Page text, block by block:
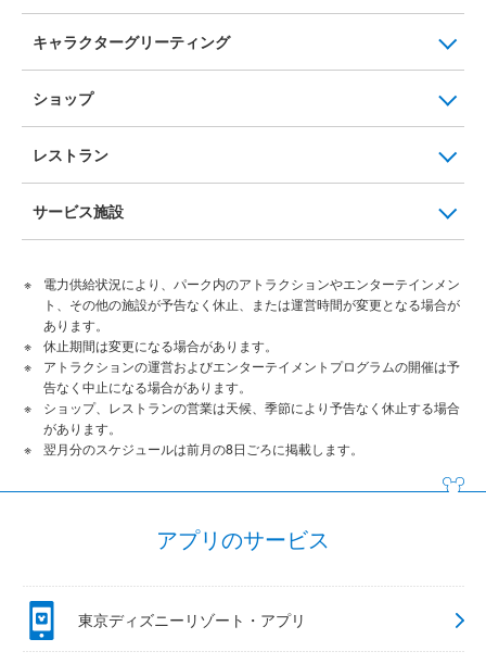
キャラクターグリーティング
ショップ
レストラン
サービス施設
電力供給状況により、パーク内のアトラクションやエンターテインメン
ト、その他の施設が予告なく休止、または運営時間が変更となる場合が
あります。
休止期間は変更になる場合があります。
アトラクションの運営およびエンターテイメントプログラムの開催は予
告なく中止になる場合があります。
ショップ、レストランの営業は天候、季節により予告なく休止する場合
があります。
翌月分のスケジュールは前月の8日ごろに掲載します。
アプリのサービス
東京ディズニーリゾート・アプリ